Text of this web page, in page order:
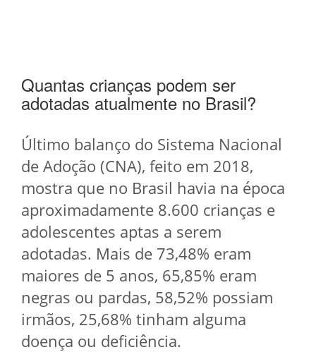
Quantas crianças podem ser
adotadas atualmente no Brasil?
Último balanço do Sistema Nacional
de Adoção (CNA), feito em 2018,
mostra que no Brasil havia na época
aproximadamente 8.600 crianças e
adolescentes aptas a serem
adotadas. Mais de 73,48% eram
maiores de 5 anos, 65,85% eram
negras ou pardas, 58,52% possiam
irmãos, 25,68% tinham alguma
doença ou deficiência.